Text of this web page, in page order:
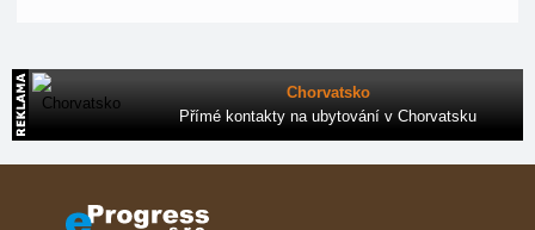
Chorvatsko
Přímé kontakty na ubytování v Chorvatsku